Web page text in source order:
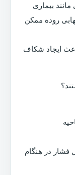
بیماری
روده ممکن
ایجاد شکاف
فشار در هنگام